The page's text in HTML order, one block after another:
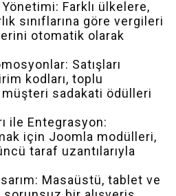
Farklı ülkelere,
sınıflarına göre vergileri
otomatik olarak
Satışları
kodları, toplu
sadakati ödülleri
ile Entegrasyon:
için Joomla modülleri,
taraf uzantılarıyla
Masaüstü, tablet ve